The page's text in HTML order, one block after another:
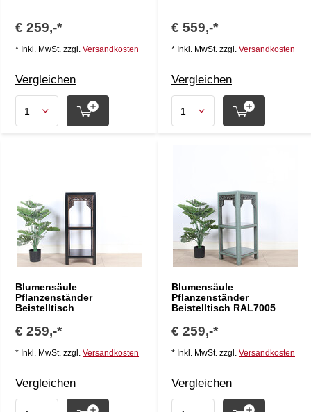
€ 259,-*
* Inkl. MwSt. zzgl. Versandkosten
Vergleichen
€ 559,-*
* Inkl. MwSt. zzgl. Versandkosten
Vergleichen
Blumensäule
Pflanzenständer
Beistelltisch
€ 259,-*
* Inkl. MwSt. zzgl. Versandkosten
Vergleichen
Blumensäule
Pflanzenständer
Beistelltisch RAL7005
€ 259,-*
* Inkl. MwSt. zzgl. Versandkosten
Vergleichen